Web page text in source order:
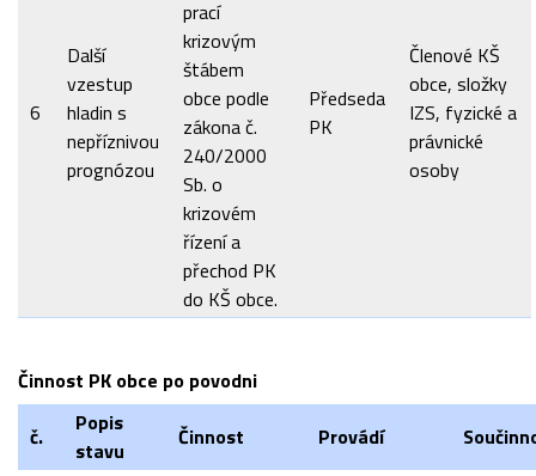
6
Další
vzestup
hladin s
nepříznivou
prognózou
prací
krizovým
štábem
obce podle
zákona č.
240/2000
Sb. o
krizovém
řízení a
přechod PK
do KŠ obce.
Předseda
PK
Členové KŠ
obce, složky
IZS, fyzické a
právnické
osoby
Činnost PK obce po povodni
č.
Popis
stavu
Činnost Provádí